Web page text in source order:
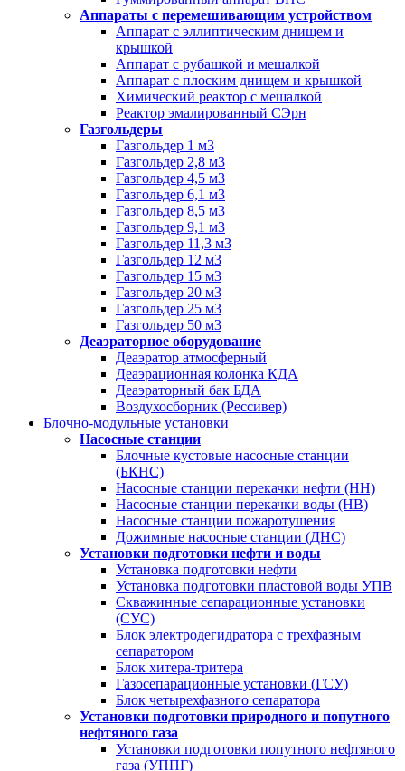
Аппараты с перемешивающим устройством
Аппарат с эллиптическим днищем и
крышкой
Аппарат с рубашкой и мешалкой
Аппарат с плоским днищем и крышкой
Химический реактор с мешалкой
Реактор эмалированный СЭрн
Газгольдеры
Газгольдер 1 м3
Газгольдер 2,8 м3
Газгольдер 4,5 м3
Газгольдер 6,1 м3
Газгольдер 8,5 м3
Газгольдер 9,1 м3
Газгольдер 11,3 м3
Газгольдер 12 м3
Газгольдер 15 м3
Газгольдер 20 м3
Газгольдер 25 м3
Газгольдер 50 м3
Деаэраторное оборудование
Деаэратор атмосферный
Деаэрационная колонка КДА
Деаэраторный бак БДА
Воздухосборник (Рессивер)
Блочно-модульные установки
Насосные станции
Блочные кустовые насосные станции
(БКНС)
Насосные станции перекачки нефти (НН)
Насосные станции перекачки воды (НВ)
Насосные станции пожаротушения
Дожимные насосные станции (ДНС)
Установки подготовки нефти и воды
Установка подготовки нефти
Установка подготовки пластовой воды УПВ
Скважинные сепарационные установки
(СУС)
Блок электродегидратора с трехфазным
сепаратором
Блок хитера-тритера
Газосепарационные установки (ГСУ)
Блок четырехфазного сепаратора
Установки подготовки природного и попутного
нефтяного газа
Установки подготовки попутного нефтяного
газа (УППГ)